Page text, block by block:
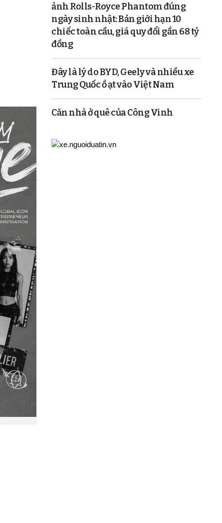
ảnh Rolls-Royce Phantom đúng
ngày sinh nhật: Bản giới hạn 10
chiếc toàn cầu, giá quy đổi gần 68 tỷ
đồng
Đây là lý do BYD, Geely và nhiều xe
Trung Quốc ồ ạt vào Việt Nam
Căn nhà ở quê của Công Vinh